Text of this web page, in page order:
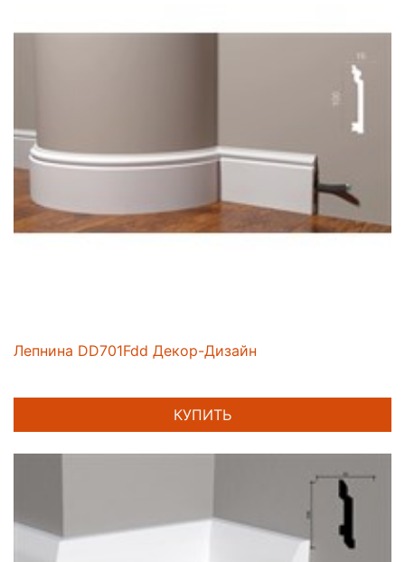
Лепнина DD701Fdd Декор-Дизайн
КУПИТЬ